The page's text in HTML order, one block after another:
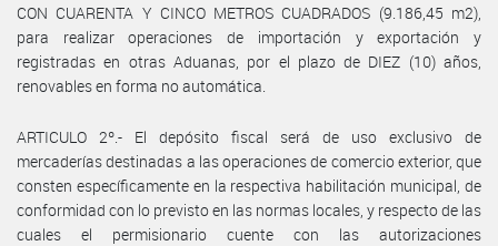
CON CUARENTA Y CINCO METROS CUADRADOS (9.186,45 m2),
para realizar operaciones de importación y exportación y
registradas en otras Aduanas, por el plazo de DIEZ (10) años,
renovables en forma no automática.
ARTICULO 2º.- El depósito fiscal será de uso exclusivo de
mercaderías destinadas a las operaciones de comercio exterior, que
consten específicamente en la respectiva habilitación municipal, de
conformidad con lo previsto en las normas locales, y respecto de las
cuales el permisionario cuente con las autorizaciones